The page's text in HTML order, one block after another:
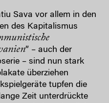
Sava vor allem in den
des Kapitalismus
” – auch der
– sind nun stark
überziehen
tupfen die
Zeit unterdrückte